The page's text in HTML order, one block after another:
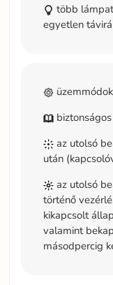
több
egyetlen
az utolsó
után
az utolsó
történő
kikapcsolt
valamint
másodpercig